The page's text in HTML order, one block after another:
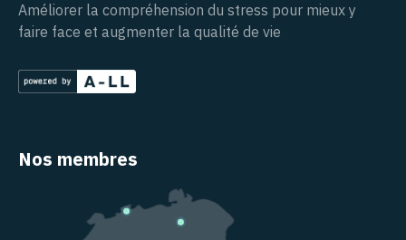
Améliorer la compréhension du stress pour mieux y
faire face et augmenter la qualité de vie
Nos membres